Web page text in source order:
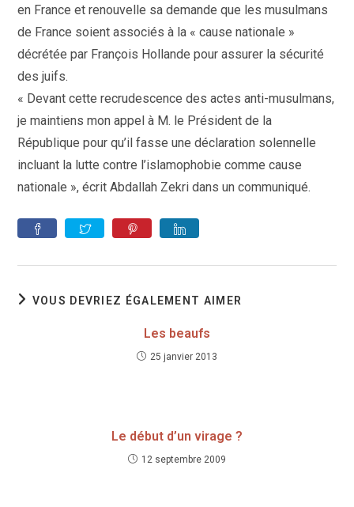
en France et renouvelle sa demande que les musulmans
de France soient associés à la « cause nationale »
décrétée par François Hollande pour assurer la sécurité
des juifs.
« Devant cette recrudescence des actes anti-musulmans,
je maintiens mon appel à M. le Président de la
République pour qu’il fasse une déclaration solennelle
incluant la lutte contre l’islamophobie comme cause
nationale », écrit Abdallah Zekri dans un communiqué.
VOUS DEVRIEZ ÉGALEMENT AIMER
Les beaufs
25 janvier 2013
Le début d’un virage ?
12 septembre 2009